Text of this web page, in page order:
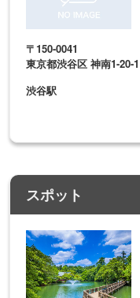
〒150-0041
東京都渋谷区 神南1-20-1
渋谷駅
スポット